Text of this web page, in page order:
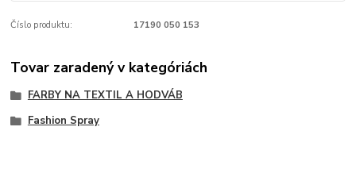
Číslo produktu: 17190 050 153
Tovar zaradený v kategóriách
FARBY NA TEXTIL A HODVÁB
Fashion Spray